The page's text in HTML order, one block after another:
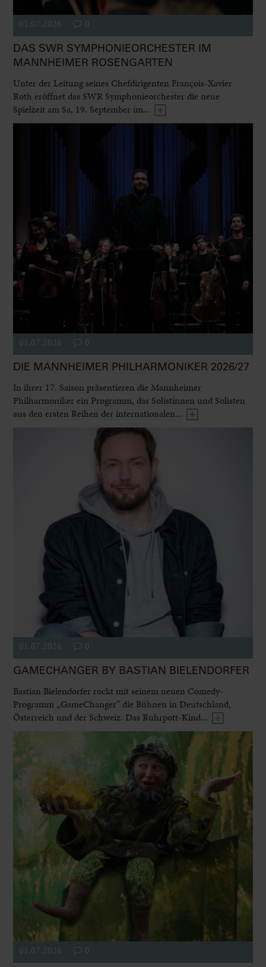
01.07.2026 0
DAS SWR SYMPHONIEORCHESTER IM
MANNHEIMER ROSENGARTEN
Unter der Leitung seines Chefdirigenten François-Xavier
Roth eröffnet das SWR Symphonieorchester die neue
Spielzeit am Sa, 19. September im...
01.07.2026 0
DIE MANNHEIMER PHILHARMONIKER 2026/27
In ihrer 17. Saison präsentieren die Mannheimer
Philharmoniker ein Programm, das Solistinnen und Solisten
aus den ersten Reihen der internationalen...
01.07.2026 0
GAMECHANGER BY BASTIAN BIELENDORFER
Bastian Bielendorfer rockt mit seinem neuen Comedy-
Programm „GameChanger“ die Bühnen in Deutschland,
Österreich und der Schweiz. Das Ruhrpott-Kind...
01.07.2026 0